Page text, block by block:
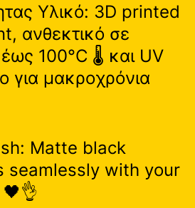
Υλικό: 3D printed
ανθεκτικό σε
100°C 🌡️ και UV
για μακροχρόνια
Matte black
seamlessly with your